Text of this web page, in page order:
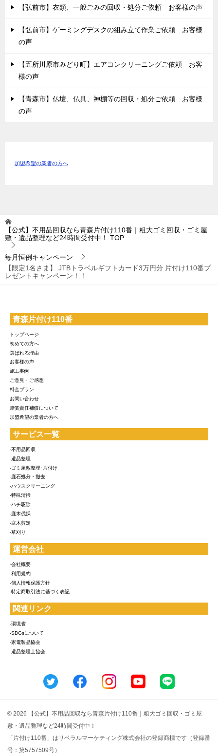
【弘前市】衣類、一般ごみの回収・処分ご依頼 お客様の声
【弘前市】ゲーミングデスクの組み立て作業ご依頼 お客様
の声
【五所川原市みどり町】エアコンクリーニングご依頼 お客
様の声
【青森市】仏壇、仏具、神棚等の回収・処分ご依頼 お客様
の声
加盟希望の業者の方へ
【公式】不用品回収なら青森片付け110番｜粗大ゴミ回収・ゴミ屋
敷・遺品整理など24時間受付中！
TOP
毎月恒例キャンペーン
【限定1名さま】 JTBトラベルギフトカード3万円分 片付け110番プ
レゼントキャンペーン！！
青森片付け110番
トップページ
初めての方へ
選ばれる理由
お客様の声
施工事例
ご意見・ご感想
料金プラン
お問い合わせ
賠償責任補償について
加盟希望の業者の方へ
サービス一覧
-不用品回収
-遺品整理
-ゴミ屋敷整理･片付け
-庭石処分・撤去
-ハウスクリーニング
-特殊清掃
-ハチ駆除
-庭木伐採
-庭木剪定
-草刈り
運営会社
-会社概要
-利用規約
-個人情報保護方針
-特定商取引法に基づく表記
関連リンク
-環境省
-SDGsについて
-家電製品協会
-遺品整理士協会
© 2026 【公式】不用品回収なら青森片付け110番｜粗大ゴミ回収・ゴミ屋
敷・遺品整理など24時間受付中！
「片付け110番」はリベラルマーケティング株式会社の登録商標です（登録番
号：第5757509号）